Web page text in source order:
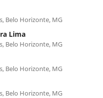
Belo Horizonte, MG
Lima
Belo Horizonte, MG
Belo Horizonte, MG
Belo Horizonte, MG